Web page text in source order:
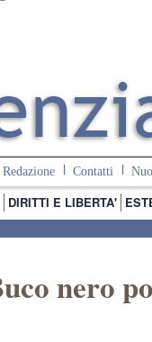
Redazione Contatti
DIRITTI E LIBERTA'
nero